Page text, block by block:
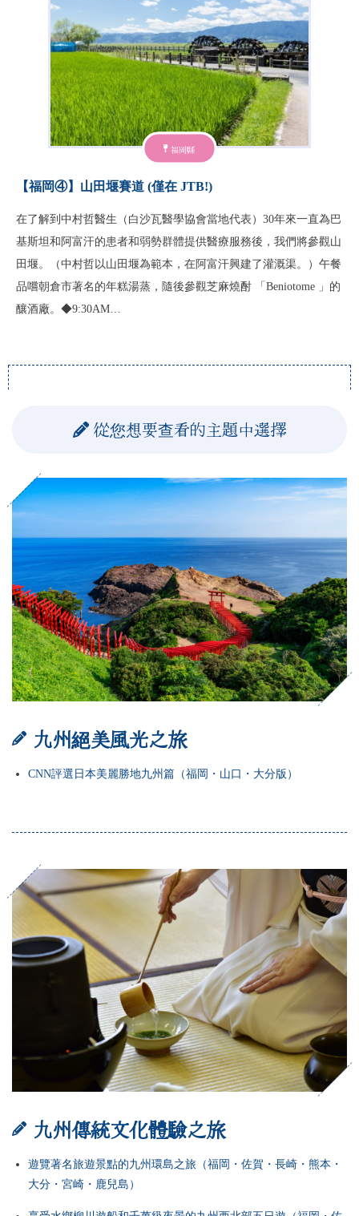
福岡縣
【福岡④】山田堰賽道 (僅在 JTB!)
在了解到中村哲醫生（白沙瓦醫學協會當地代表）30年來一直為巴
基斯坦和阿富汗的患者和弱勢群體提供醫療服務後，我們將參觀山
田堰。（中村哲以山田堰為範本，在阿富汗興建了灌溉渠。）午餐
品嚐朝倉市著名的年糕湯蒸，隨後參觀芝麻燒酎 「Beniotome 」的
釀酒廠。◆9:30AM…
從您想要查看的主題中選擇
九州絕美風光之旅
CNN評選日本美麗勝地九州篇（福岡・山口・大分版）
九州傳統文化體驗之旅
遊覽著名旅遊景點的九州環島之旅（福岡・佐賀・長崎・熊本・
大分・宮崎・鹿兒島）